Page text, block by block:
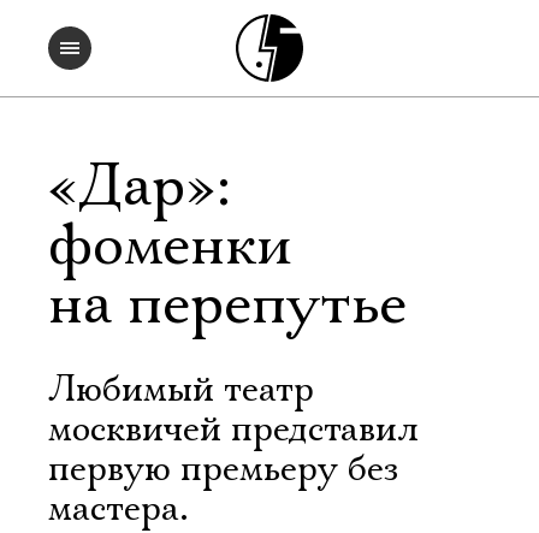
«Дар»:
фоменки
на перепутье
Любимый театр
москвичей представил
первую премьеру без
мастера.